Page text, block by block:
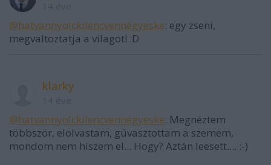
@hatvannyolckilencvennégyeske: egy zseni,
megvaltoztatja a vilagot! :D
klarky
@hatvannyolckilencvennégyeske: Megnéztem
többször, elolvastam, gúvasztottam a szemem,
mondom nem hiszem el... Hogy? Aztán leesett.... :-)